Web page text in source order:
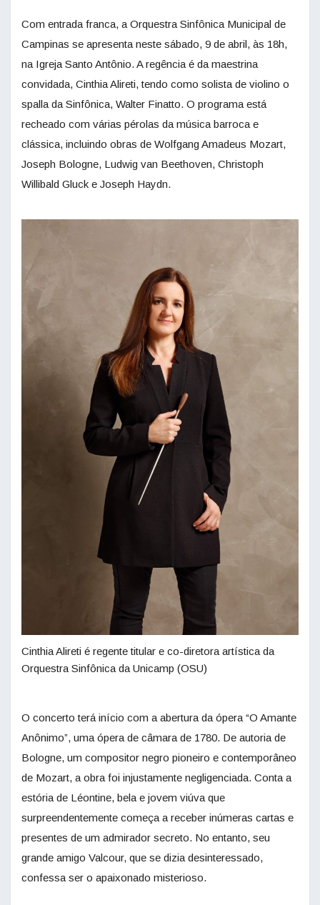
Com entrada franca, a Orquestra Sinfônica Municipal de
Campinas se apresenta neste sábado, 9 de abril, às 18h,
na Igreja Santo Antônio. A regência é da maestrina
convidada, Cinthia Alireti, tendo como solista de violino o
spalla da Sinfônica, Walter Finatto. O programa está
recheado com várias pérolas da música barroca e
clássica, incluindo obras de Wolfgang Amadeus Mozart,
Joseph Bologne, Ludwig van Beethoven, Christoph
Willibald Gluck e Joseph Haydn.
Cinthia Alireti é regente titular e co-diretora artística da
Orquestra Sinfônica da Unicamp (OSU)
O concerto terá início com a abertura da ópera “O Amante
Anônimo”, uma ópera de câmara de 1780. De autoria de
Bologne, um compositor negro pioneiro e contemporâneo
de Mozart, a obra foi injustamente negligenciada. Conta a
estória de Léontine, bela e jovem viúva que
surpreendentemente começa a receber inúmeras cartas e
presentes de um admirador secreto. No entanto, seu
grande amigo Valcour, que se dizia desinteressado,
confessa ser o apaixonado misterioso.